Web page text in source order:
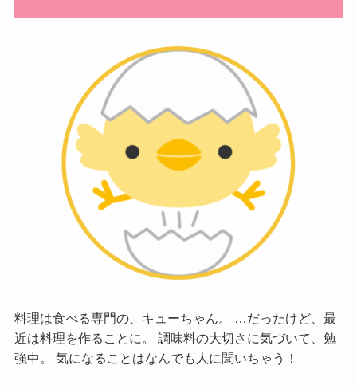
料理は食べる専門の、キューちゃん。 …だったけど、最
近は料理を作ることに。 調味料の大切さに気づいて、勉
強中。 気になることはなんでも人に聞いちゃう！